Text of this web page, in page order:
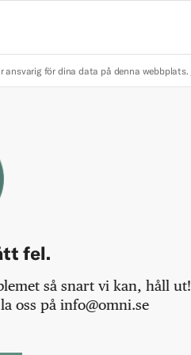
ansvarig för dina data på denna webbplats.
fel.
så snart vi kan, håll ut!
oss på info@omni.se